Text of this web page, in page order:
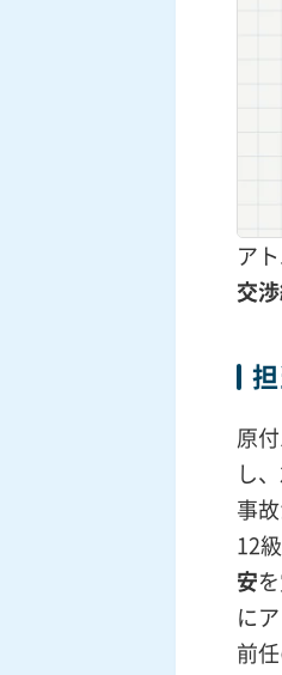
ア
交渉
原
し
事
12
安
に
前